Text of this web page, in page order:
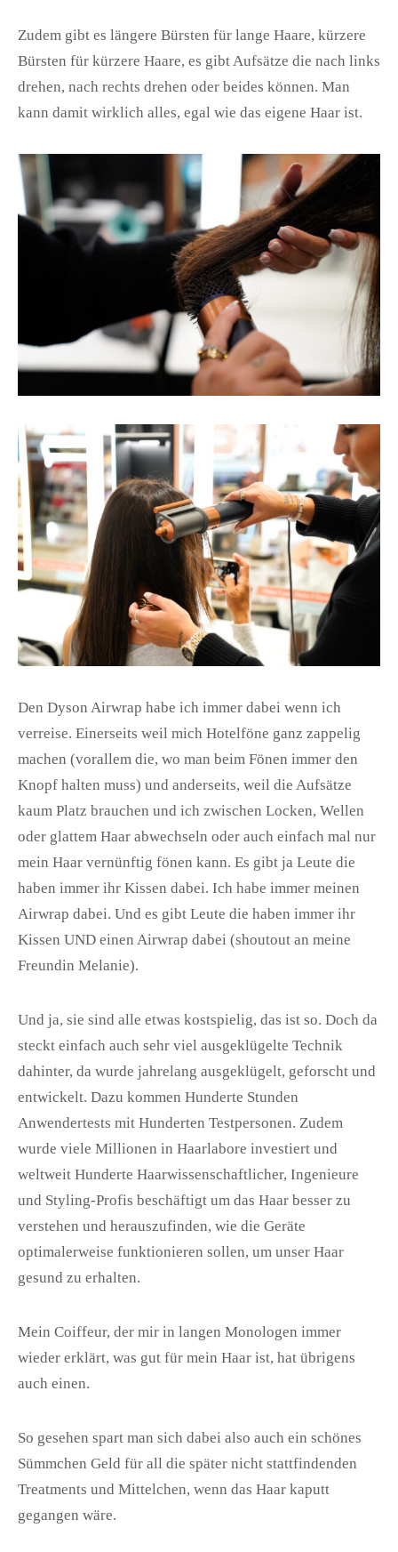
Zudem gibt es längere Bürsten für lange Haare, kürzere
Bürsten für kürzere Haare, es gibt Aufsätze die nach links
drehen, nach rechts drehen oder beides können. Man
kann damit wirklich alles, egal wie das eigene Haar ist.
Den Dyson Airwrap habe ich immer dabei wenn ich
verreise. Einerseits weil mich Hotelföne ganz zappelig
machen (vorallem die, wo man beim Fönen immer den
Knopf halten muss) und anderseits, weil die Aufsätze
kaum Platz brauchen und ich zwischen Locken, Wellen
oder glattem Haar abwechseln oder auch einfach mal nur
mein Haar vernünftig fönen kann. Es gibt ja Leute die
haben immer ihr Kissen dabei. Ich habe immer meinen
Airwrap dabei. Und es gibt Leute die haben immer ihr
Kissen UND einen Airwrap dabei (shoutout an meine
Freundin Melanie).
Und ja, sie sind alle etwas kostspielig, das ist so. Doch da
steckt einfach auch sehr viel ausgeklügelte Technik
dahinter, da wurde jahrelang ausgeklügelt, geforscht und
entwickelt. Dazu kommen Hunderte Stunden
Anwendertests mit Hunderten Testpersonen. Zudem
wurde viele Millionen in Haarlabore investiert und
weltweit Hunderte Haarwissenschaftlicher, Ingenieure
und Styling-Profis beschäftigt um das Haar besser zu
verstehen und herauszufinden, wie die Geräte
optimalerweise funktionieren sollen, um unser Haar
gesund zu erhalten.
Mein Coiffeur, der mir in langen Monologen immer
wieder erklärt, was gut für mein Haar ist, hat übrigens
auch einen.
So gesehen spart man sich dabei also auch ein schönes
Sümmchen Geld für all die später nicht stattfindenden
Treatments und Mittelchen, wenn das Haar kaputt
gegangen wäre.